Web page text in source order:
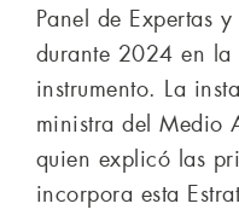
Panel de Expertas
durante 2024 en la
instrumento. La
ministra del Medio
quien explicó las
incorpora esta